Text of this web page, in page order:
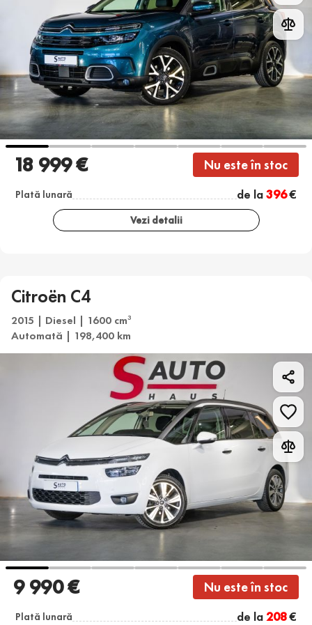
18 999 € Nu este în stoc
Plată lunară de la396€
Vezi detalii
Citroën C4
2015 | Diesel | 1600 cm3
Automată | 198,400 km
9 990 € Nu este în stoc
Plată lunară de la208€